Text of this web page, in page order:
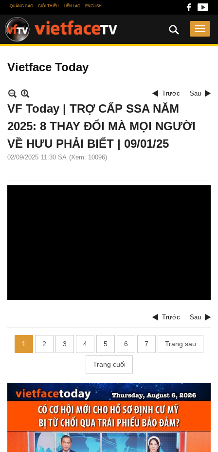
QUẢNG CÁO GIỚI THIỆU LIÊN LẠC ENGLISH
Vietface Today
Trước Sau
VF Today | TRỢ CẤP SSA NĂM
2025: 8 THAY ĐỔI MÀ MỌI NGƯỜI
VỀ HƯU PHẢI BIẾT | 09/01/25
02/09/2025 11:30 SA (Xem: 10096)
Trước Sau
1 2 3 4 5 6 7 Trang sau
Trang cuối